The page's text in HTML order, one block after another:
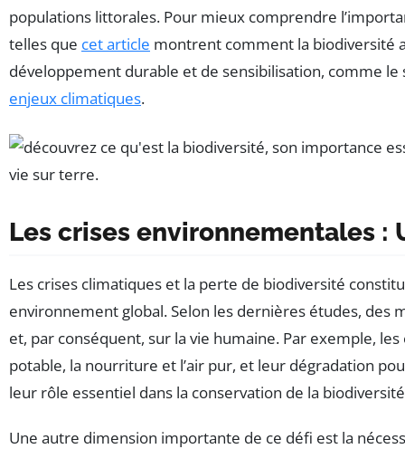
populations littorales. Pour mieux comprendre
telles que cet article montrent comment la biodiversité
développement durable et de sensibilisation, comme
enjeux climatiques.
Les crises environnementales :
Les crises climatiques et la perte de biodiversité
environnement global. Selon les dernières études, des
et, par conséquent, sur la vie humaine. Par exemple,
potable, la nourriture et l’air pur, et leur dégradation
leur rôle essentiel dans la conservation de la
Une autre dimension importante de ce défi est la